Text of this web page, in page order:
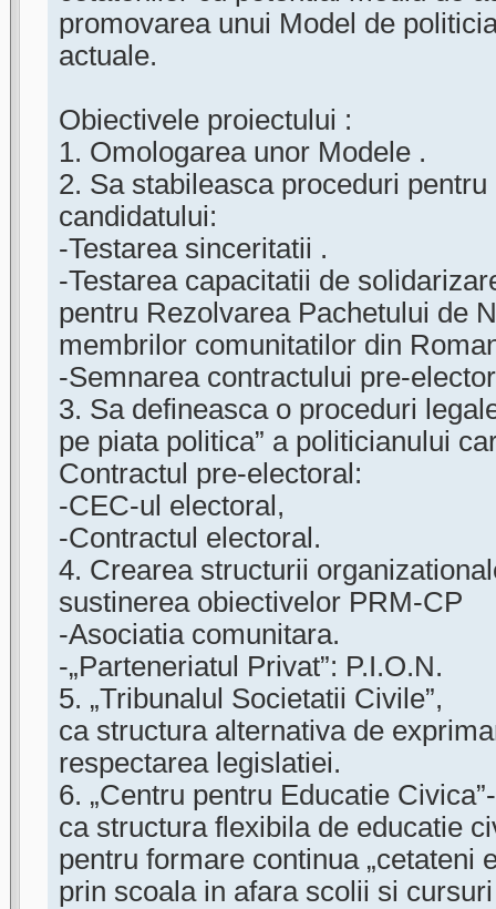
promovarea unui Model de
actuale.
Obiectivele proiectului :
1. Omologarea unor Modele .
2. Sa stabileasca proceduri
candidatului:
-Testarea sinceritatii .
-Testarea capacitatii de
pentru Rezolvarea Pachetului de
membrilor comunitatilor din
-Semnarea contractului pre-
3. Sa defineasca o proceduri
pe piata politica” a politicianului
Contractul pre-electoral:
-CEC-ul electoral,
-Contractul electoral.
4. Crearea structurii
sustinerea obiectivelor PRM-CP
-Asociatia comunitara.
-„Parteneriatul Privat”: P.I.O.N.
5. „Tribunalul Societatii Civile”,
ca structura alternativa de
respectarea legislatiei.
6. „Centru pentru Educatie
ca structura flexibila de educatie
pentru formare continua „cetateni
prin scoala in afara scolii si cursuri